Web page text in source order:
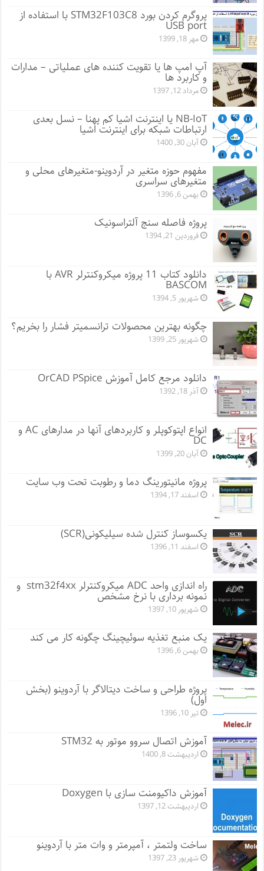
پروگرم کردن بورد STM32F103C8 با استفاده از
USB port
مهر 18, 1399
آپ امپ ها یا تقویت کننده های عملیاتی – مدارات
و کاربرد ها
مرداد 12, 1397
NB-IoT یا اینترنت اشیا کم پهنا – نسل بعدی
ارتباطات شبکه برای اینترنت اشیا
آبان 30, 1400
مفهوم حوزه متغیر در آردوینو-متغیرهای محلی و
متغیرهای سراسری
بهمن 6, 1396
پروژه فاصله سنج آلتراسونیک
فروردین 21, 1394
دانلود کتاب 11 پروژه میکروکنترلر AVR با
BASCOM
شهریور 5, 1394
چگونه بهترین محصولات ترانسمیتر فشار را بخریم؟
شهریور 25, 1399
دانلود مرجع کامل آموزش OrCAD PSpice
آذر 18, 1392
انواع اپتوکوپلر و کاربردهای آنها در مدارهای AC و
DC
آبان 20, 1399
پروژه مانيتورينگ دما و رطوبت تحت وب سایت
اسفند 17, 1394
یکسوساز کنترل شده سیلیکونی(SCR)
اسفند 11, 1396
راه اندازی واحد ADC میکروکنترلر stm32f4xx و
نمونه برداری با نرخ مشخص
شهریور 10, 1397
یک منبع تغذیه سوئیچینگ چگونه کار می کند
بهمن 6, 1396
پروژه طراحی و ساخت دیتالاگر با آردوینو (بخش
اول)
تیر 10, 1396
آموزش اتصال سروو موتور به STM32
اردیبهشت 8, 1400
آموزش داکیومنت سازی با Doxygen
اردیبهشت 12, 1397
ساخت ولتمتر ، آمپرمتر و وات متر با آردوینو
شهریور 23, 1397